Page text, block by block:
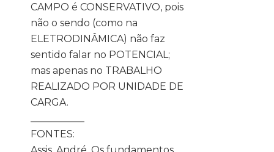
CAMPO é CONSERVATIVO, pois
não o sendo (como na
ELETRODINÂMICA) não faz
sentido falar no POTENCIAL;
mas apenas no TRABALHO
REALIZADO POR UNIDADE DE
CARGA.
FONTES: